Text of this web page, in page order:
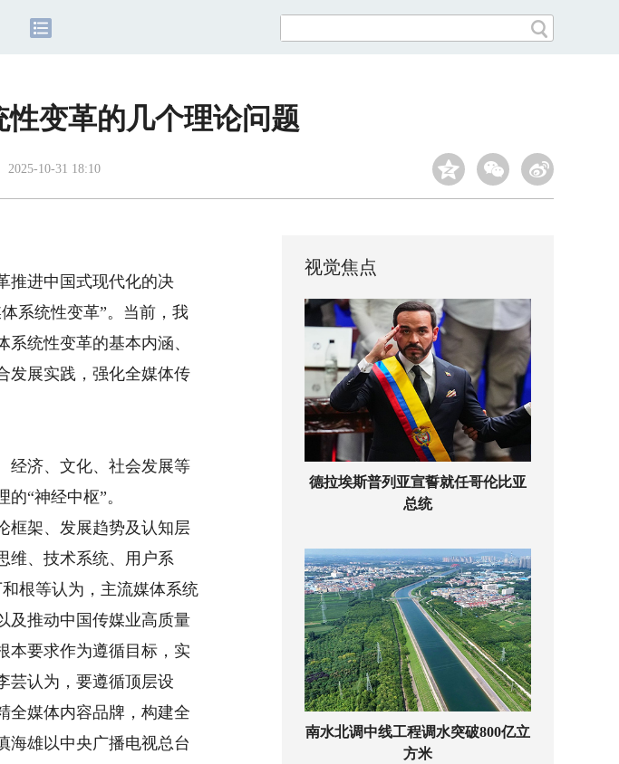
变革的几个理论问题
2025-10-31 18:10
进中国式现代化的决
系统性变革”。当前，我
统性变革的基本内涵、
发展实践，强化全媒体传
济、文化、社会发展等
“神经中枢”。
架、发展趋势及认知层
维、技术系统、用户系
根等认为，主流媒体系统
及推动中国传媒业高质量
本要求作为遵循目标，实
芸认为，要遵循顶层设
全媒体内容品牌，构建全
海雄以中央广播电视总台
视觉焦点
德拉埃斯普列亚宣誓就任哥伦比亚
总统
南水北调中线工程调水突破800亿立
方米